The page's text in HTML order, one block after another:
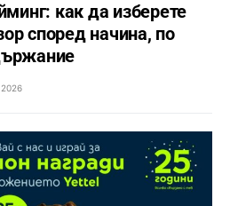
как да изберете
според начина, по